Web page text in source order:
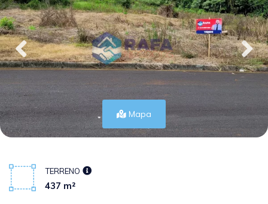
Mapa
TERRENO
437 m²